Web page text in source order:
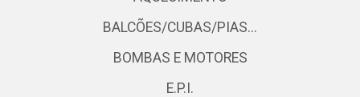
BALCÕES/CUBAS/PIAS...
BOMBAS E MOTORES
E.P.I.